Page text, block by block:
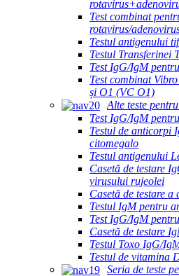
Test combinat
rotavirus/
Testul antigenului
Testul Transferinei
Test IgG/IgM
Test combinat
și O1 (VC O1)
Alte teste
Test IgG/IgM
Testul de anticorpi
citomegalo
Testul antigenului
Casetă de testare
virusului rujeolei
Casetă de testare
Testul IgM pentru
Test IgG/IgM
Casetă de testare
Testul Toxo IgG/
Testul de vitamina
Seria de teste